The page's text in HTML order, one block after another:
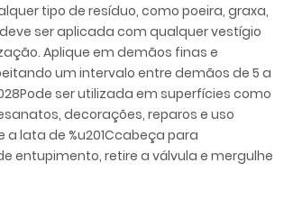
tipo de resíduo, como poeira, graxa,
ser aplicada com qualquer vestígio
Aplique em demãos finas e
um intervalo entre demãos de 5 a
ser utilizada em superfícies como
decorações, reparos e uso
a lata de %u201Ccabeça para
entupimento, retire a válvula e mergulhe